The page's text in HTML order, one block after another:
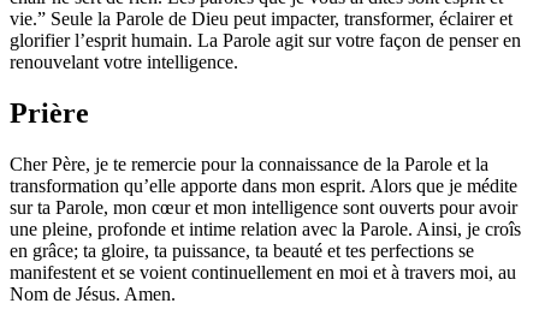
vie.” Seule la Parole de Dieu peut impacter, transformer, éclairer et
glorifier l’esprit humain. La Parole agit sur votre façon de penser en
renouvelant votre intelligence.
Prière
Cher Père, je te remercie pour la connaissance de la Parole et la
transformation qu’elle apporte dans mon esprit. Alors que je médite
sur ta Parole, mon cœur et mon intelligence sont ouverts pour avoir
une pleine, profonde et intime relation avec la Parole. Ainsi, je croîs
en grâce; ta gloire, ta puissance, ta beauté et tes perfections se
manifestent et se voient continuellement en moi et à travers moi, au
Nom de Jésus. Amen.